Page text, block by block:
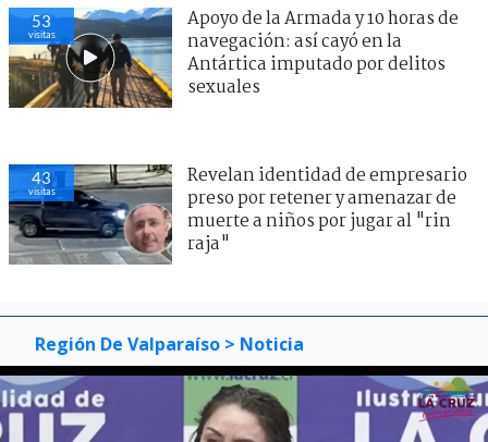
53
visitas
Apoyo de la Armada y 10 horas de
navegación: así cayó en la
Antártica imputado por delitos
sexuales
43
visitas
Revelan identidad de empresario
preso por retener y amenazar de
muerte a niños por jugar al "rin
raja"
Región De Valparaíso > Noticia